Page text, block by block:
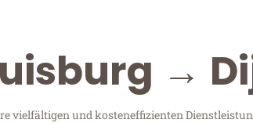
→
vielfältigen und kosteneffizienten